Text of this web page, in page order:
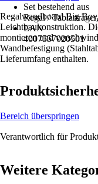
Set bestehend aus
Regal /
EAN
4007557020501
Regalwandboard Big
Leichtbaukonstruktion.
montieren und
Wandbefestigung
Lieferumfang enthalten.
Bereich überspringen
Verantwortlich für
Weitere